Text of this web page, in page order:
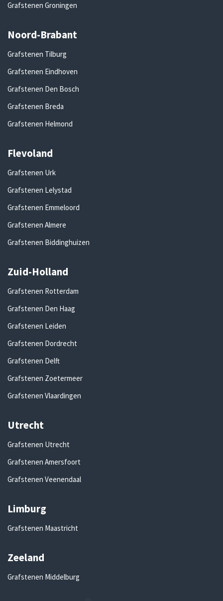
Grafstenen Groningen
Noord-Brabant
Grafstenen Tilburg
Grafstenen Eindhoven
Grafstenen Den Bosch
Grafstenen Breda
Grafstenen Helmond
Flevoland
Grafstenen Urk
Grafstenen Lelystad
Grafstenen Emmeloord
Grafstenen Almere
Grafstenen Biddinghuizen
Zuid-Holland
Grafstenen Rotterdam
Grafstenen Den Haag
Grafstenen Leiden
Grafstenen Dordrecht
Grafstenen Delft
Grafstenen Zoetermeer
Grafstenen Vlaardingen
Utrecht
Grafstenen Utrecht
Grafstenen Amersfoort
Grafstenen Veenendaal
Limburg
Grafstenen Maastricht
Zeeland
Grafstenen Middelburg